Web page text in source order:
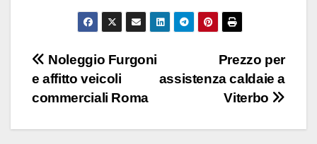
Navigazione
articoli
Prezzo per
assistenza caldaie a
Viterbo
Noleggio Furgoni
e affitto veicoli
commerciali Roma